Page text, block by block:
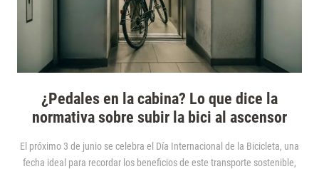
¿Pedales en la cabina? Lo que dice la
normativa sobre subir la bici al ascensor
El próximo 3 de junio se celebra el Día Internacional de la Bicicleta, una
fecha ideal para recordar los beneficios de este transporte sostenible,